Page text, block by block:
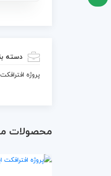
دسته
پروژه افترافکت
محصولات